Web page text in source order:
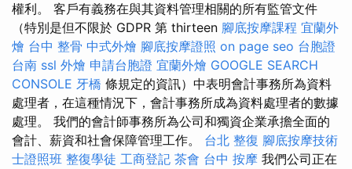
權利。 客戶有義務在與其資料管理相關的所有監管文件
（特別是但不限於 GDPR 第 thirteen 腳底按摩課程 宜蘭外
燴 台中 整骨 中式外燴 腳底按摩證照 on page seo 台胞證
台南 ssl 外燴 申請台胞證 宜蘭外燴 GOOGLE SEARCH
CONSOLE 牙橋 條規定的資訊）中表明會計事務所為資料
處理者，在這種情況下，會計事務所成為資料處理者的數據
處理。 我們的會計師事務所為公司和獨資企業承擔全面的
會計、薪資和社會保障管理工作。 台北 整復 腳底按摩技術
士證照班 整復學徒 工商登記 茶會 台中 按摩 我們公司正在